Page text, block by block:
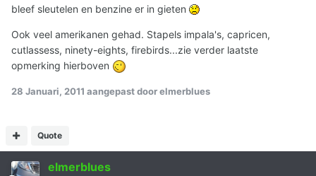
bleef sleutelen en benzine er in gieten
Ook veel amerikanen gehad. Stapels impala's, capricen,
cutlassess, ninety-eights, firebirds...zie verder laatste
opmerking hierboven
28 Januari, 2011 aangepast door elmerblues
Quote
elmerblues